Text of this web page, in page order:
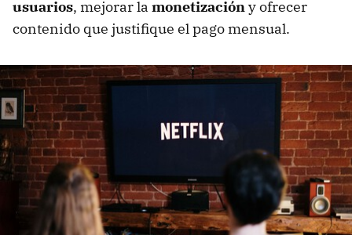
usuarios, mejorar la monetizacióny ofrecer
contenido que justifique el pago mensual.